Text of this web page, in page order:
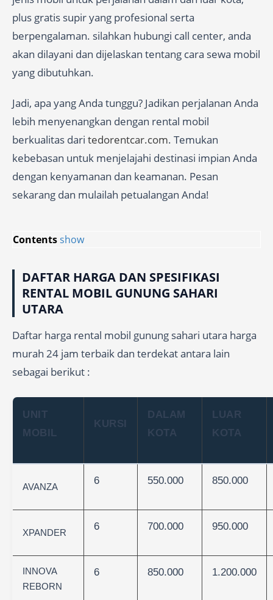
plus gratis supir yang profesional serta
berpengalaman. silahkan hubungi call center, anda
akan dilayani dan dijelaskan tentang cara sewa mobil
yang dibutuhkan.
Jadi, apa yang Anda tunggu? Jadikan perjalanan Anda
lebih menyenangkan dengan rental mobil
berkualitas dari tedorentcar.com. Temukan
kebebasan untuk menjelajahi destinasi impian Anda
dengan kenyamanan dan keamanan. Pesan
sekarang dan mulailah petualangan Anda!
Contentsshow
DAFTAR HARGA DAN SPESIFIKASI
RENTAL MOBIL GUNUNG SAHARI
UTARA
Daftar harga rental mobil gunung sahari utara harga
murah 24 jam terbaik dan terdekat antara lain
sebagai berikut :
UNIT
MOBIL
KURSI
DALAM
KOTA
LUAR
KOTA
AVANZA
6 550.000 850.000
XPANDER
6 700.000 950.000
INNOVA
REBORN
6 850.000 1.200.000